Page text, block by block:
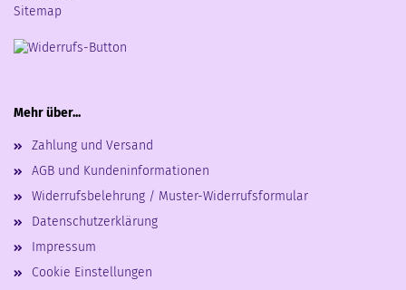
Sitemap
Mehr über...
Zahlung und Versand
AGB und Kundeninformationen
Widerrufsbelehrung / Muster-Widerrufsformular
Datenschutzerklärung
Impressum
Cookie Einstellungen